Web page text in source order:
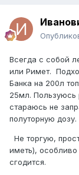
Всегда с собой
или Римет.
Банка на 200л
25мл. Пользуюсь
стараюсь не
полуторную дозу.
Не торгую,
иметь),
сгодится.